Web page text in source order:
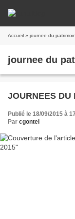
Accueil » journee du
journee du
JOURNEES DU
Publié le 18/09/2015 à
Par cgontel